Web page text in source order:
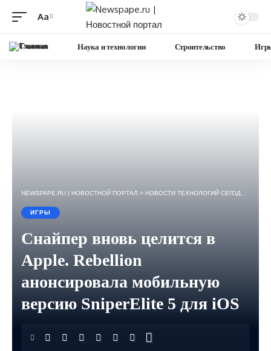
Изменение
Aa
Главная Наука и технологии Строительство
NEWSPAPE.RU | НОВОСТНОЙ ПОРТАЛ > НОВОСТИ ТЕХНОЛОГИЙ СЕГОДНЯ — ИГРЫ, НАУКА, ГАДЖЕТЫ, БИЗНЕС.
ИГРЫ
Снайпер вновь целится в
Apple. Rebellion
анонсировала мобильную
версию SniperElite 5 для iOS